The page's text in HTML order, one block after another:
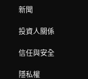
新聞
投資人關係
信任與安全
隱私權